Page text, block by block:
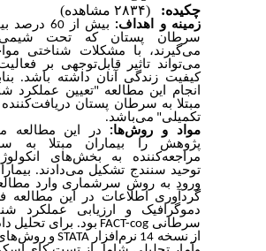
چکیده:
زمینه و اهداف:
بیش از 60 درصد
سرطان پستان که تحت
می‌گیرند، با مشکلات شناختی
می‌تواند تاثیر قابل‌توجهی بر
کیفیت زندگی آنان داشته باشد.
انجام این مطالعه "تعیین عملکرد
مبتلا به سرطان پستان دریافت‌کننده
تکمیلی" می‌باشد.
مواد و روش‌ها:
در این مطالعه
پژوهش را بیماران مبتلا به
مراجعه‌کننده به بخش‌های
توحید سنندج تشکیل می‌دادند. بیماران
ورود به روش سرشماری وارد مطالعه
گردآوری اطلاعات در این مطالعه
دموگرافیک و ارزیابی عملکرد
سرطانیFACT-cogبود. برای تحلیل
از نسخه 14 نرم‌افزار
STATAو روش‌های